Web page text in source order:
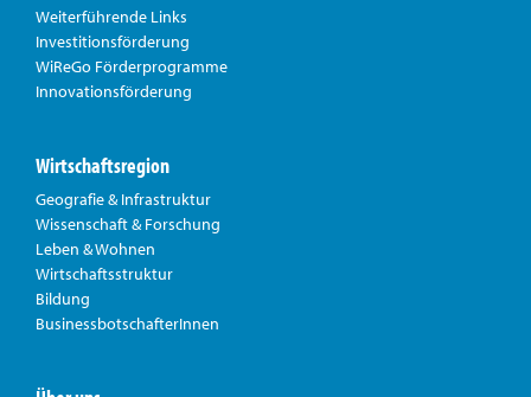
Weiterführende Links
Investitionsförderung
WiReGo Förderprogramme
Innovationsförderung
Wirtschaftsregion
Geografie & Infrastruktur
Wissenschaft & Forschung
Leben & Wohnen
Wirtschaftsstruktur
Bildung
BusinessbotschafterInnen